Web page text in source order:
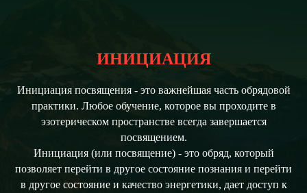
ИНИЦИАЦИЯ
Инициация посвящения - это важнейшая часть обрядовой
практики. Любое обучение, которое вы проходите в
эзотерическом пространстве всегда завершается
посвящением.
Инициация (или посвящение) - это обряд, который
позволяет перейти в другое состояние познания и перейти
в другое состояние и качество энергетики, дает доступ к